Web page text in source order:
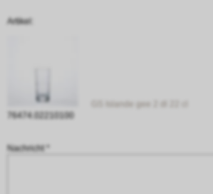
Artikel:
76474.02210100
Nachricht *